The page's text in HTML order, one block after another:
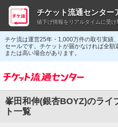
チケ流は運営25年・1,000万件の取引実績
セールです。チケットが届かなければ全
または高い場合があります。
峯田和伸(銀杏BOYZ)のライ
ト一覧
チケット流通センター
値下げ情報をリアルタイムに受け